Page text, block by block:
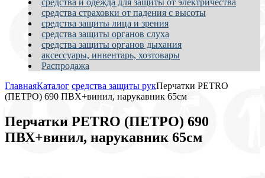
средства и одежда для защиты от электричества
средства страховки от падения с высоты
средства защиты лица и зрения
средства защиты органов слуха
средства защиты органов дыхания
аксессуары, инвентарь, хозтовары
Распродажа
ГлавнаяКаталог средства защиты рукПерчатки PETRO
(ПЕТРО) 690 ПВХ+винил, нарукавник 65см
Перчатки PETRO (ПЕТРО) 690
ПВХ+винил, нарукавник 65см